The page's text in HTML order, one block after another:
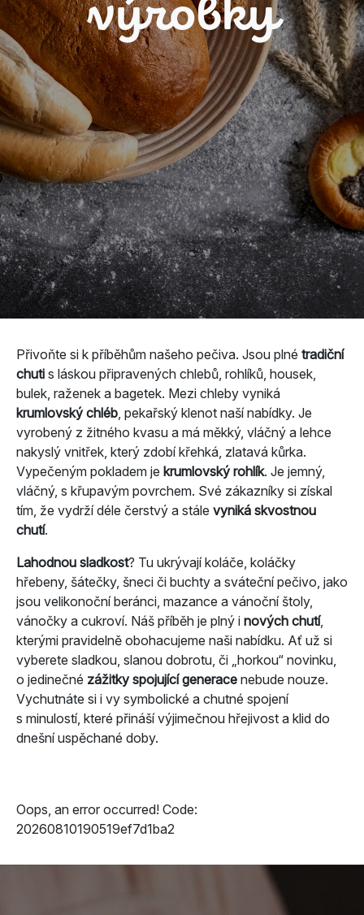
výrobky
Přivoňte si k příběhům našeho pečiva. Jsou plné tradiční
chuti s láskou připravených chlebů, rohlíků, housek,
bulek, raženek a bagetek. Mezi chleby vyniká
krumlovský chléb , pekařský klenot naší nabídky. Je
vyrobený z žitného kvasu a má měkký, vláčný a lehce
nakyslý vnitřek, který zdobí křehká, zlatavá kůrka.
Vypečeným pokladem je krumlovský rohlík. Je jemný,
vláčný, s křupavým povrchem. Své zákazníky si získal
tím, že vydrží déle čerstvý a stále vyniká skvostnou
chutí.
Lahodnou sladkost? Tu ukrývají koláče, koláčky
hřebeny, šátečky, šneci či buchty a sváteční pečivo, jako
jsou velikonoční beránci, mazance a vánoční štoly,
vánočky a cukroví. Náš příběh je plný i nových chutí,
kterými pravidelně obohacujeme naši nabídku. Ať už si
vyberete sladkou, slanou dobrotu, či „horkou“ novinku,
o jedinečné zážitky spojující generace nebude nouze.
Vychutnáte si i vy symbolické a chutné spojení
s minulostí, které přináší výjimečnou hřejivost a klid do
dnešní uspěchané doby.
Oops, an error occurred! Code:
20260810190519ef7d1ba2